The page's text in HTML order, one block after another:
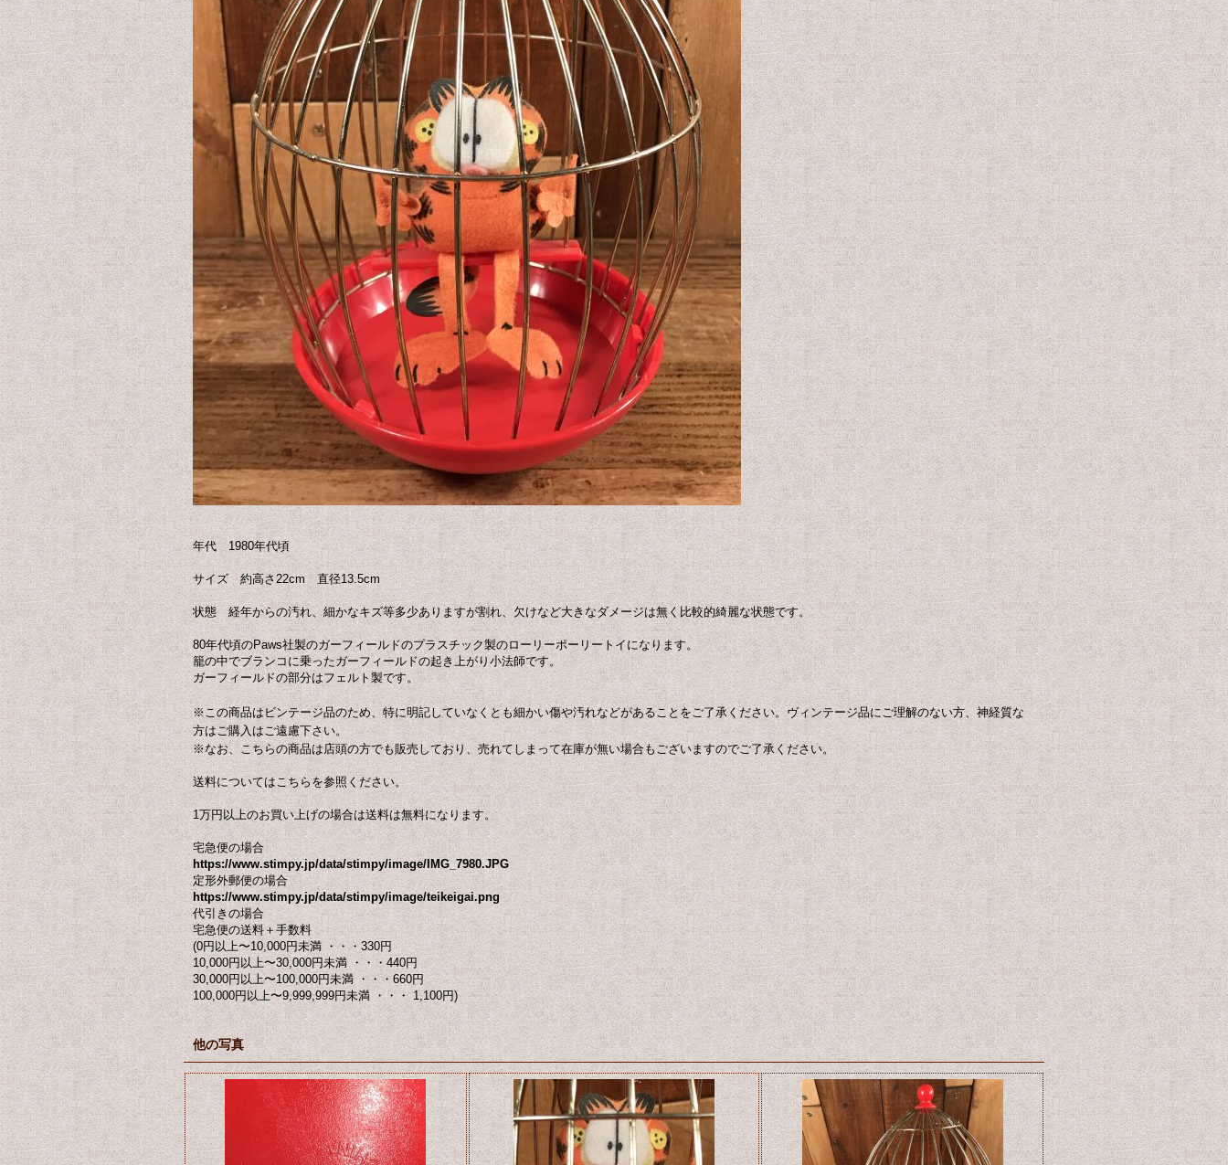
年代 1980年代頃
サイズ 約高さ22cm 直径13.5cm
状態 経年からの汚れ、細かなキズ等多少ありますが割れ、欠けなど大きなダメージは無く比較的綺麗な状態です。
80年代頃のPaws社製のガーフィールドのプラスチック製のローリーポーリートイになります。
籠の中でブランコに乗ったガーフィールドの起き上がり小法師です。
ガーフィールドの部分はフェルト製です。
※この商品はビンテージ品のため、特に明記していなくとも細かい傷や汚れなどがあることをご了承ください。ヴィンテージ品にご理解のない方、神経質な
方はご購入はご遠慮下さい。
※なお、こちらの商品は店頭の方でも販売しており、売れてしまって在庫が無い場合もございますのでご了承ください。
送料についてはこちらを参照ください。
1万円以上のお買い上げの場合は送料は無料になります。
宅急便の場合
https://www.stimpy.jp/data/stimpy/image/IMG_7980.JPG
定形外郵便の場合
https://www.stimpy.jp/data/stimpy/image/teikeigai.png
代引きの場合
宅急便の送料＋手数料
(0円以上〜10,000円未満 ・・・330円
10,000円以上〜30,000円未満 ・・・440円
30,000円以上〜100,000円未満 ・・・660円
100,000円以上〜9,999,999円未満 ・・・ 1,100円)
他の写真